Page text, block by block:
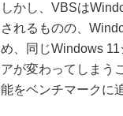
しかし、VBSは
されるものの、
め、同じWindows
アが変わってしまう
能をベンチマークに